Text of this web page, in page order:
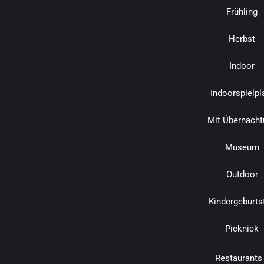
Frühling
Herbst
Indoor
Mit
Museum
Outdoor
Picknick
Restaurants